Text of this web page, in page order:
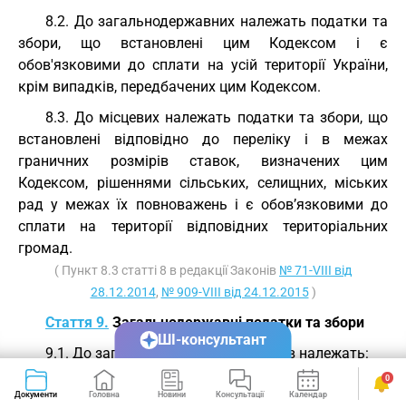
8.2. До загальнодержавних належать податки та
збори, що встановлені цим Кодексом і є
обов'язковими до сплати на усій території України,
крім випадків, передбачених цим Кодексом.
8.3. До місцевих належать податки та збори, що
встановлені відповідно до переліку і в межах
граничних розмірів ставок, визначених цим
Кодексом, рішеннями сільських, селищних, міських
рад у межах їх повноважень і є обов’язковими до
сплати на території відповідних територіальних
громад.
( Пункт 8.3 статті 8 в редакції Законів № 71-VIII від
28.12.2014, № 909-VIII від 24.12.2015)
Стаття 9. Загальнодержавні податки та збори
9.1. До загальнодержавних податків належать:
9.1.1. податок на прибуток підприємств;
Документи Головна Новини Консультації Календар Сервіси
0
ШІ-консультант